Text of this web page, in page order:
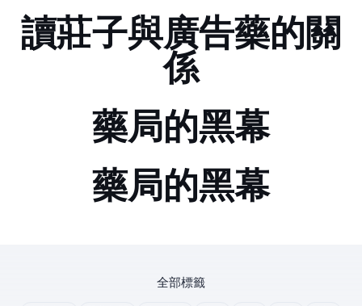
讀莊子與廣告藥的關
係
藥局的黑幕--part III
藥局的黑幕--part II
全部標籤